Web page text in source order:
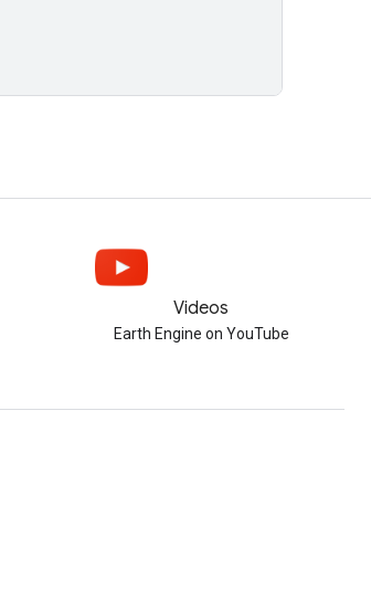
Videos
Earth Engine on YouTube